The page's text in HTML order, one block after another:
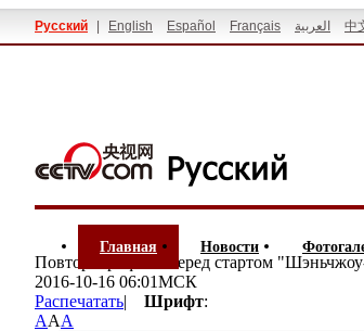
Русский English Español Français العربية 中
Главная Новости
Повтор: брифинг перед стартом
2016-10-16 06:01МСК
Распечатать| Шрифт:
AAA